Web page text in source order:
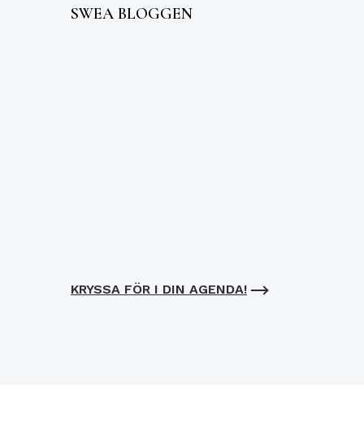
SWEA BLOGGEN
KRYSSA FÖR I DIN AGENDA!